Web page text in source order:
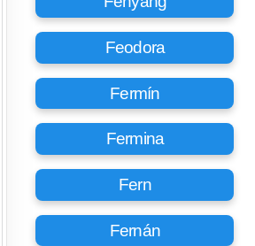
Feodora
Fermín
Fermina
Fern
Fernán